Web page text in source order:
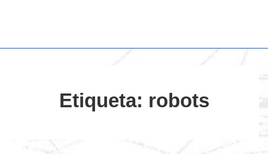
Etiqueta: robots